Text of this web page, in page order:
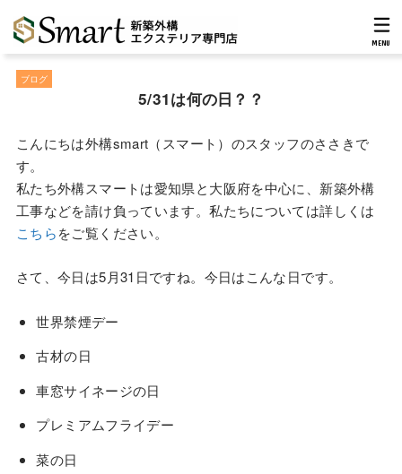
MENU
ブログ
5/31は何の日？？
こんにちは外構smart（スマート）のスタッフのささきで
す。
私たち外構スマートは愛知県と大阪府を中心に、新築外構
工事などを請け負っています。私たちについては詳しくは
こちらをご覧ください。
さて、今日は5月31日ですね。今日はこんな日です。
世界禁煙デー
古材の日
車窓サイネージの日
プレミアムフライデー
菜の日